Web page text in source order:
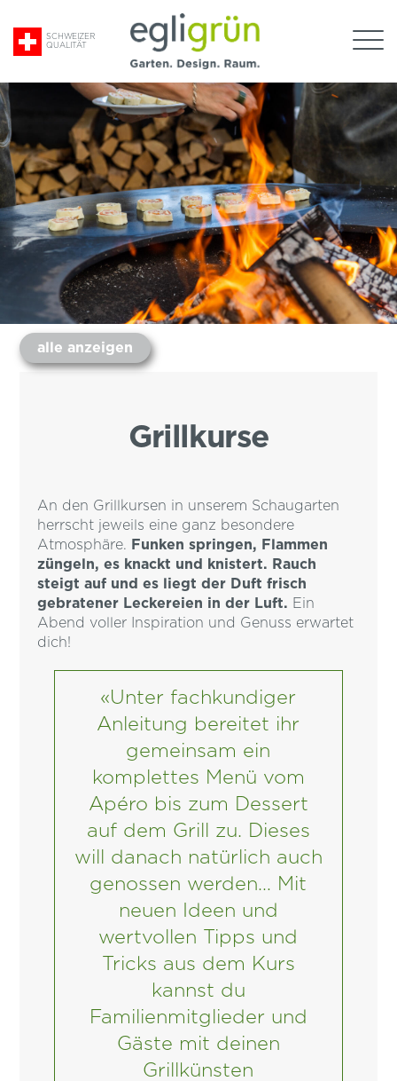
SCHWEIZER
QUALITÄT
Grün
AG
alle anzeigen
Grillkurse
An den Grillkursen in unserem Schaugarten
herrscht jeweils eine ganz besondere
Atmosphäre.
Funken springen, Flammen
züngeln, es knackt und knistert. Rauch
steigt auf und es liegt der Duft frisch
gebratener Leckereien in der Luft. Ein
Abend voller Inspiration und Genuss erwartet
dich!
«Unter fachkundiger
Anleitung bereitet ihr
gemeinsam ein
komplettes Menü vom
Apéro bis zum Dessert
auf dem Grill zu. Dieses
will danach natürlich auch
genossen werden… Mit
neuen Ideen und
wertvollen Tipps und
Tricks aus dem Kurs
kannst du
Familienmitglieder und
Gäste mit deinen
Grillkünsten